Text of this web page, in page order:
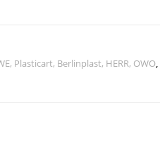
Plasticart, Berlinplast, HERR, OWO,